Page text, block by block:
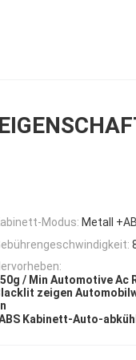
Modus: Metall
/ Min Automotive Ac
zeigen
Kabinett-Auto-